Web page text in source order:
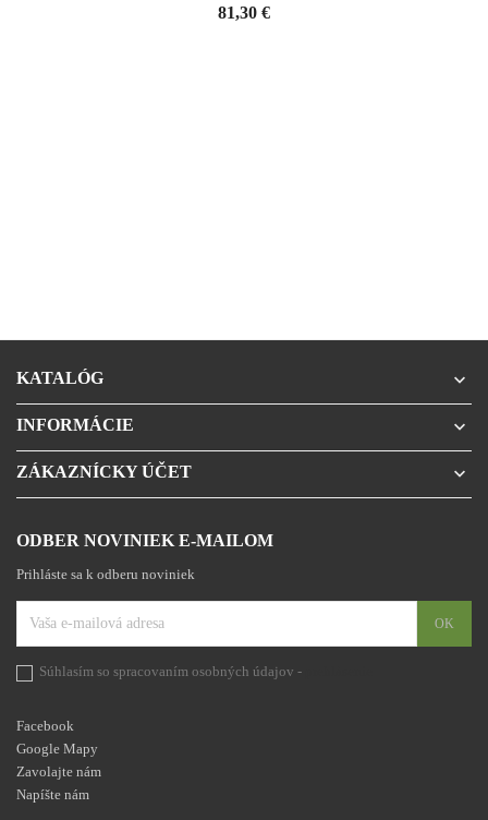
Cena
81,30 €
KATALÓG 
INFORMÁCIE 
ZÁKAZNÍCKY ÚČET 
ODBER NOVINIEK E-MAILOM
Prihláste sa k odberu noviniek
Súhlasím so spracovaním osobných údajov -
Facebook
Google Mapy
Zavolajte nám
Napíšte nám